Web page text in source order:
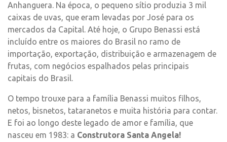
Anhanguera. Na época, o pequeno sítio produzia 3 mil
caixas de uvas, que eram levadas por José para os
mercados da Capital. Até hoje, o Grupo Benassi está
incluído entre os maiores do Brasil no ramo de
importação, exportação, distribuição e armazenagem de
frutas, com negócios espalhados pelas principais
capitais do Brasil.
O tempo trouxe para a família Benassi muitos filhos,
netos, bisnetos, tataranetos e muita história para contar.
E foi ao longo deste legado de amor e família, que
nasceu em 1983: a Construtora Santa Angela!